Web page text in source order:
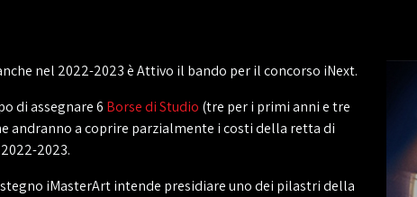
nel 2022-2023 è Attivo il bando per il concorso iNext.
di assegnare 6 Borse di Studio (tre per i primi anni e tre
andranno a coprire parzialmente i costi della retta di
2023.
iMasterArt intende presidiare uno dei pilastri della